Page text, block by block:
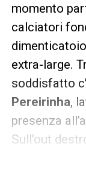
momento
calciatori
extra-large.
soddisfatto
Pereirinha,
presenza
Sull’out
Cavanda,
Anderson.